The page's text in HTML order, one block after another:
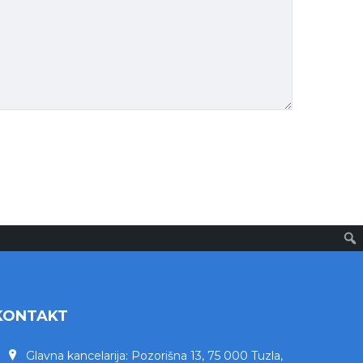
Glavna kancelarija: Pozorišna 13, 75 000 Tuzla,